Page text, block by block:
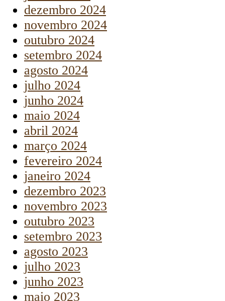
dezembro 2024
novembro 2024
outubro 2024
setembro 2024
agosto 2024
julho 2024
junho 2024
maio 2024
abril 2024
março 2024
fevereiro 2024
janeiro 2024
dezembro 2023
novembro 2023
outubro 2023
setembro 2023
agosto 2023
julho 2023
junho 2023
maio 2023